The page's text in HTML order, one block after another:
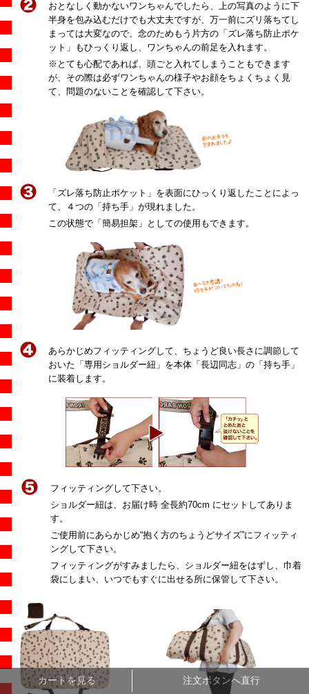
おとなしく動かないワンちゃんでしたら、上の写真のように下
半身を包み込むだけでも大丈夫ですが、万一前にズリ落ちてし
まっては大変なので、念のためもう片方の「ズレ落ち防止ポケ
ット」もひっくり返し、ワンちゃんの前足を入れます。
※とても心配であれば、頭ごと入れてしまうこともできます
が、その際は必ずワンちゃんの様子やお顔をちょくちょく見
て、問題のないことを確認して下さい。
「ズレ落ち防止ポケット」を表面にひっくり返したことによっ
て、４つの「持ち手」が現れました。
この状態で「簡易担架」としての使用もできます。
あらかじめフィッティングして、ちょうど良い長さに調節して
おいた「専用ショルダー紐」を本体「長辺同志」の「持ち手」
に装着します。
フィッティングして下さい。
ショルダー紐は、お届け時 全長約70cm にセットしてありま
す。
ご使用前にあらかじめ“抱く方のちょうどサイズ”にフィッティ
ングして下さい。
フィッティングがすみましたら、ショルダー紐をはずし、巾着
袋にしまい、いつでもすぐに出せる所に保管して下さい。
カートを見る 注文ボタンへ直行